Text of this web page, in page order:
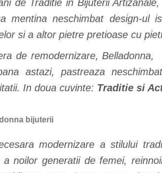
de Traditie in Bijuterii
mentina neschimbat design-ul
si a altor pietre pretioase cu
de remodernizare, Belladonna,
astazi, pastreaza
In doua cuvinte: Traditie si
modernizare a stilului
a noilor generatii de femei,